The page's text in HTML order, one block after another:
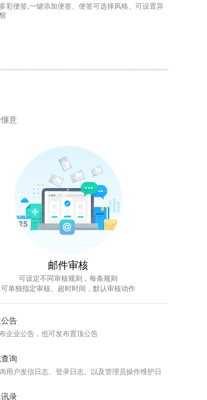
彩便签,一键添加便签、便签可选择风格、可设置异
意
邮件审核
可设定不同审核规则，每条规则
可单独指定审核、超时时间，默认审核动作
告
企业公告，也可发布置顶公告
询
用户发信日志、登录日志、以及管理员操作维护日
录